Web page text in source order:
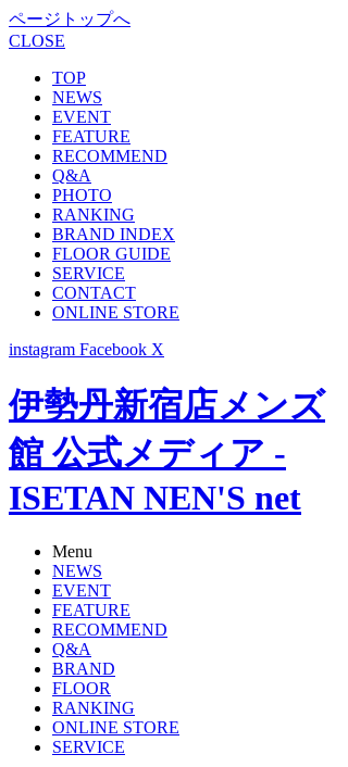
ページトップへ
CLOSE
TOP
NEWS
EVENT
FEATURE
RECOMMEND
Q&A
PHOTO
RANKING
BRAND INDEX
FLOOR GUIDE
SERVICE
CONTACT
ONLINE STORE
instagram Facebook X
伊勢丹新宿店メンズ
館 公式メディア -
ISETAN NEN'S net
Menu
NEWS
EVENT
FEATURE
RECOMMEND
Q&A
BRAND
FLOOR
RANKING
ONLINE STORE
SERVICE